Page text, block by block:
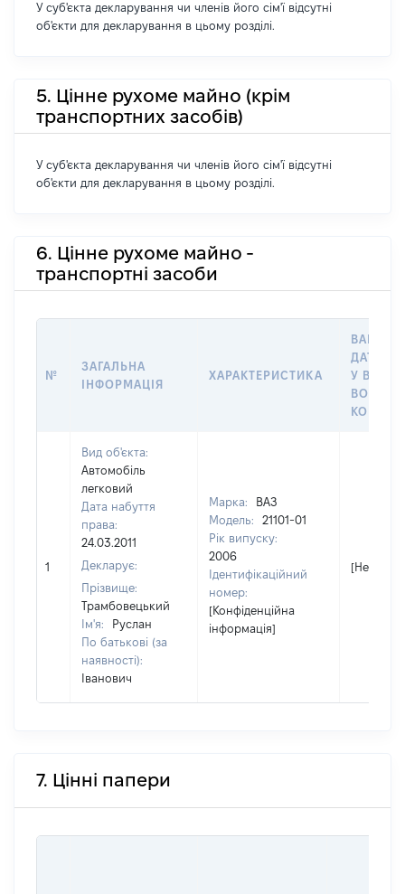
У суб'єкта декларування чи членів його сім'ї відсутні
об'єкти для декларування в цьому розділі.
5. Цінне рухоме майно (крім
транспортних засобів)
У суб'єкта декларування чи членів його сім'ї відсутні
об'єкти для декларування в цьому розділі.
6. Цінне рухоме майно -
транспортні засоби
№
ЗАГАЛЬНА
ІНФОРМАЦІЯ
ХАРАКТЕРИСТИКА
ДАТУ
У
1
Вид об'єкта:
Автомобіль
легковий
Дата набуття
права:
24.03.2011
Декларує:
Прізвище:
Трамбовецький
Ім'я:
Руслан
По батькові (за
наявності):
Іванович
Марка:
ВАЗ
Модель:
21101-01
Рік випуску:
2006
Ідентифікаційний
номер:
[Конфіденційна
інформація]
[Не
7. Цінні папери